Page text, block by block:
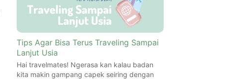
Tips Agar Bisa Terus Traveling Sampai
Lanjut Usia
Hai travelmates! Ngerasa kan kalau badan
kita makin gampang capek seiring dengan